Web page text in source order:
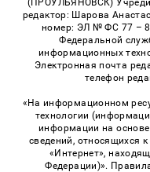
(ПРОУЛЬЯНОВСК)
редактор: Шарова
номер: ЭЛ № ФС 77 –
Федеральной
информационных
Электронная почта
телефон
«На информационном
технологии
информации на
сведений, относящихся
«Интернет»,
Федерации)».